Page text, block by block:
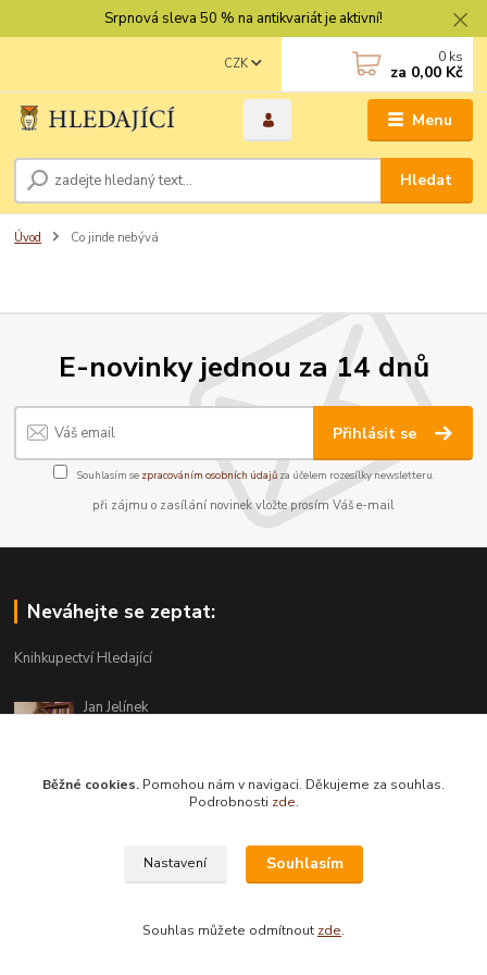
Srpnová sleva 50 % na antikvariát je aktivní!
Menu
CZK
Hledat
0 ks
za 0,00 Kč
Úvod Co jinde nebývá
E-novinky jednou za 14 dnů
Přihlásit se
Souhlasím se zpracováním osobních údajůza účelem rozesílky newsletteru.
při zájmu o zasílání novinek vložte prosím Váš e-mail
Neváhejte se zeptat:
Knihkupectví Hledající
Jan Jelínek
info@hledajici.cz
Běžné cookies. Pomohou nám v navigaci. Děkujeme za souhlas.
Podrobnosti zde.
Nastavení Souhlasím
Souhlas můžete odmítnout zde.